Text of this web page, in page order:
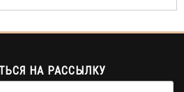
НА РАССЫЛКУ